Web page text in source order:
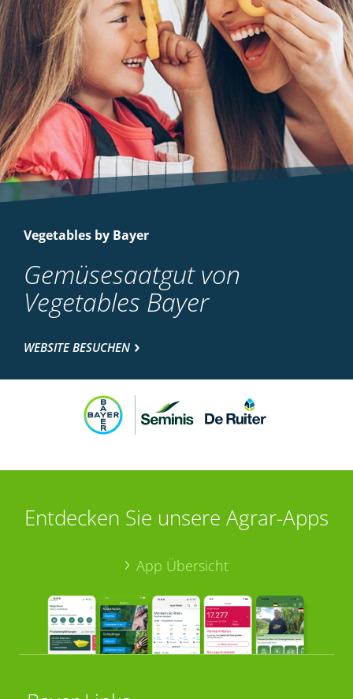
Vegetables by Bayer
Gemüsesaatgut von
Vegetables Bayer
WEBSITE BESUCHEN
Entdecken Sie unsere Agrar-Apps
App Übersicht